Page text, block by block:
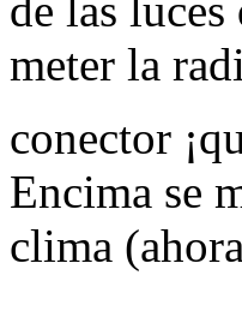
de las
meter la
conector
Encima se
clima